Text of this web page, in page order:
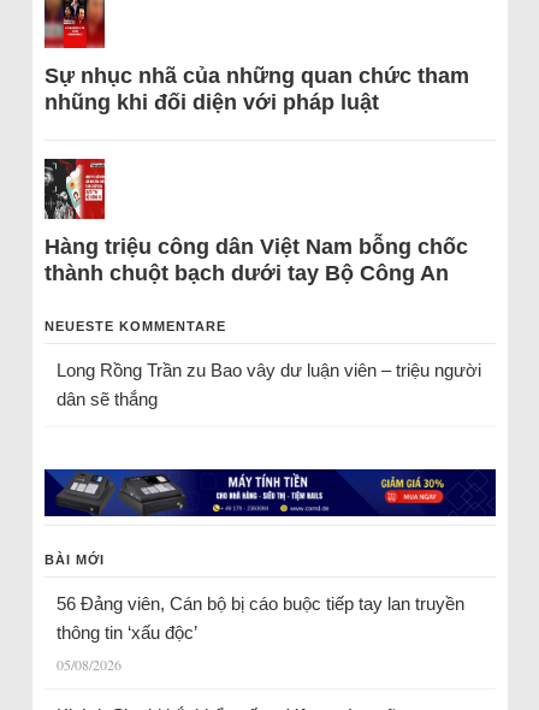
Sự nhục nhã của những quan chức tham
nhũng khi đối diện với pháp luật
Hàng triệu công dân Việt Nam bỗng chốc
thành chuột bạch dưới tay Bộ Công An
NEUESTE KOMMENTARE
Long Rồng Trầnzu Bao vây dư luận viên – triệu người
dân sẽ thắng
BÀI MỚI
56 Đảng viên, Cán bộ bị cáo buộc tiếp tay lan truyền
thông tin ‘xấu độc’
05/08/2026